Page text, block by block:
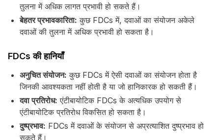
तुलना में अधिक लागत प्रभावी हो सकते हैं।
बेहतर प्रभावकारिता: कुछ FDCs में, दवाओं का संयोजन अकेले
दवाओं की तुलना में अधिक प्रभावी हो सकता है।
FDCs की हानियाँ
अनुचित संयोजन: कुछ FDCs में ऐसी दवाओं का संयोजन होता है
जिनकी आवश्यकता नहीं होती है या जो हानिकारक हो सकती हैं।
दवा प्रतिरोध: एंटीबायोटिक FDCs के अत्यधिक उपयोग से
एंटीबायोटिक प्रतिरोध विकसित हो सकता है।
दुष्प्रभाव: FDCs में दवाओं के संयोजन से अप्रत्याशित दुष्प्रभाव हो
सकते हैं।